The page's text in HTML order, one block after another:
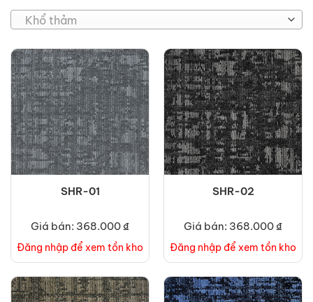
Khổ thảm
SHR-01
Giá bán: 368.000 ₫
Đăng nhập để xem tồn kho
SHR-02
Giá bán: 368.000 ₫
Đăng nhập để xem tồn kho